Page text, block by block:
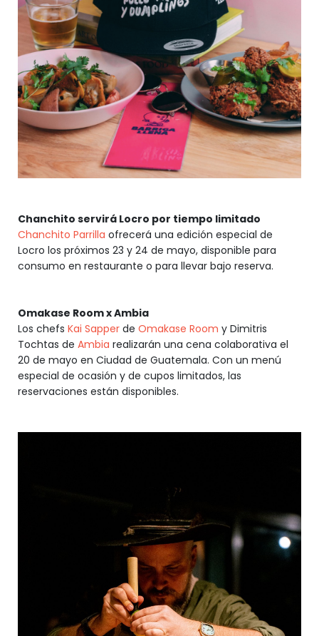
Chanchito servirá Locro por tiempo limitado
Chanchito Parrilla ofrecerá una edición especial de
Locro los próximos 23 y 24 de mayo, disponible para
consumo en restaurante o para llevar bajo reserva.
Omakase Room x Ambia
Los chefs Kai Sapper de Omakase Room y Dimitris
Tochtas de Ambia realizarán una cena colaborativa el
20 de mayo en Ciudad de Guatemala. Con un menú
especial de ocasión y de cupos limitados, las
reservaciones están disponibles.